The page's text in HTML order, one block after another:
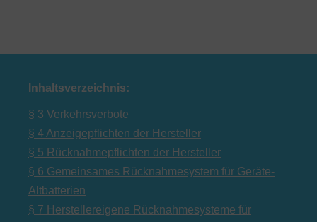
Inhaltsverzeichnis:
§ 3 Verkehrsverbote
§ 4 Anzeigepflichten der Hersteller
§ 5 Rücknahmepflichten der Hersteller
§ 6 Gemeinsames Rücknahmesystem für Geräte-
Altbatterien
§ 7 Herstellereigene Rücknahmesysteme für